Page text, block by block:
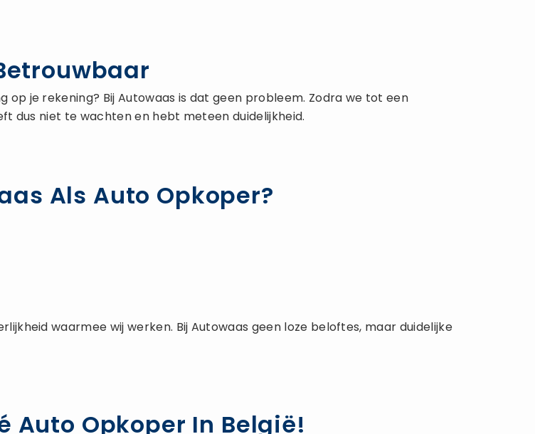
op je rekening? Bij Autowaas is dat geen probleem. Zodra we tot een
dus niet te wachten en hebt meteen duidelijkheid.
Als Auto Opkoper?
waarmee wij werken. Bij Autowaas geen loze beloftes, maar duidelijke
Auto Opkoper In België!